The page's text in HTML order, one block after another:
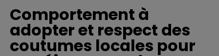
Comportement à
adopter et respect des
coutumes locales pour